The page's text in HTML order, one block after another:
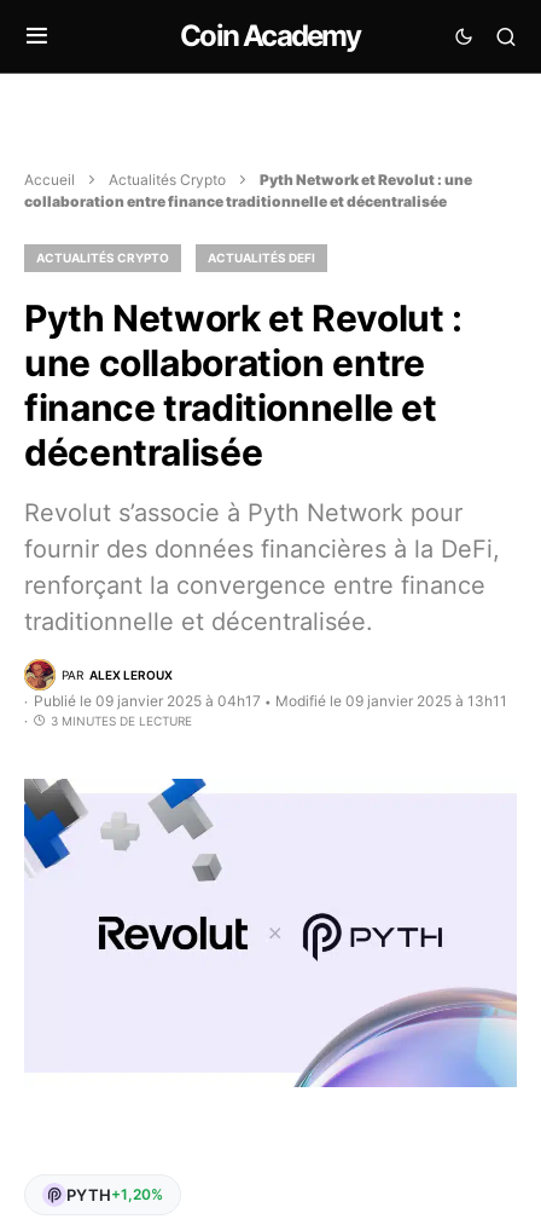
Coin Academy
Accueil Actualités Crypto
Pyth Network et Revolut : une
collaboration entre finance traditionnelle et décentralisée
ACTUALITÉS CRYPTO ACTUALITÉS DEFI
Pyth Network et Revolut :
une collaboration entre
finance traditionnelle et
décentralisée
Revolut s’associe à Pyth Network pour
fournir des données financières à la DeFi,
renforçant la convergence entre finance
traditionnelle et décentralisée.
PAR ALEX LEROUX
Publié le 09 janvier 2025 à 04h17 • Modifié le 09 janvier 2025 à 13h11
3 MINUTES DE LECTURE
PYTH+1,20%